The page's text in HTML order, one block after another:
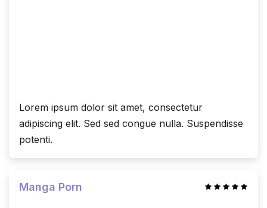
Lorem ipsum dolor sit amet, consectetur
adipiscing elit. Sed sed congue nulla. Suspendisse
potenti.
Manga Porn